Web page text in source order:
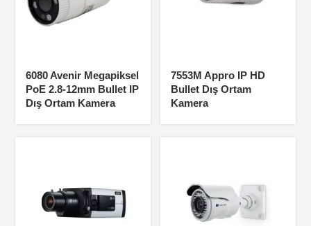
6080 Avenir Megapiksel
PoE 2.8-12mm Bullet IP
Dış Ortam Kamera
7553M Appro IP HD
Bullet Dış Ortam
Kamera